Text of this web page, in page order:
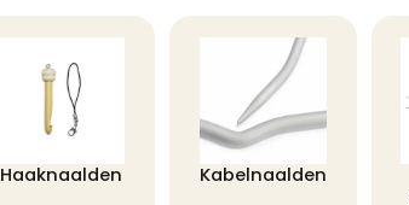
Haaknaalden Kabelnaalden